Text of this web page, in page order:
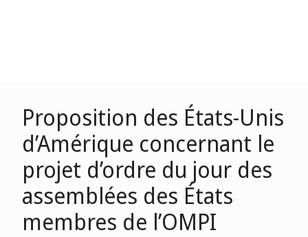
Proposition des États-Unis
d’Amérique concernant le
projet d’ordre du jour des
assemblées des États
membres de l’OMPI